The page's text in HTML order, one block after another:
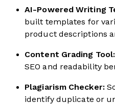
AI-Powered Writing
built templates for
product descriptions
Content Grading Tool:
SEO and readability
Plagiarism Checker:
identify duplicate or